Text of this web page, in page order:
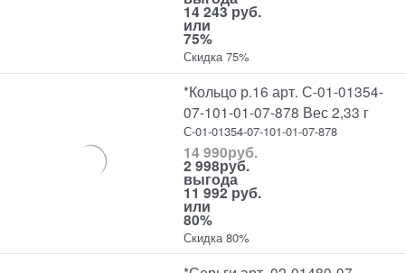
14 243 руб.
или
75%
Скидка 75%
*Кольцо р.16 арт. С-01-01354-
07-101-01-07-878 Вес 2,33 г
С-01-01354-07-101-01-07-878
14 990руб.
2 998руб.
выгода
11 992 руб.
или
80%
Скидка 80%